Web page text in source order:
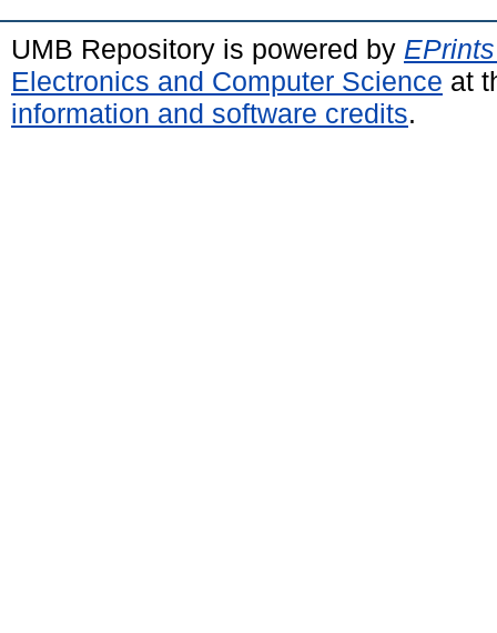
UMB Repository is powered by
Electronics and Computer Science at
information and software credits.